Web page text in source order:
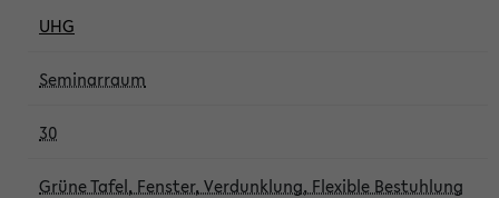
UHG
Seminarraum
30
Grüne Tafel, Fenster, Verdunklung, Flexible Bestuhlung